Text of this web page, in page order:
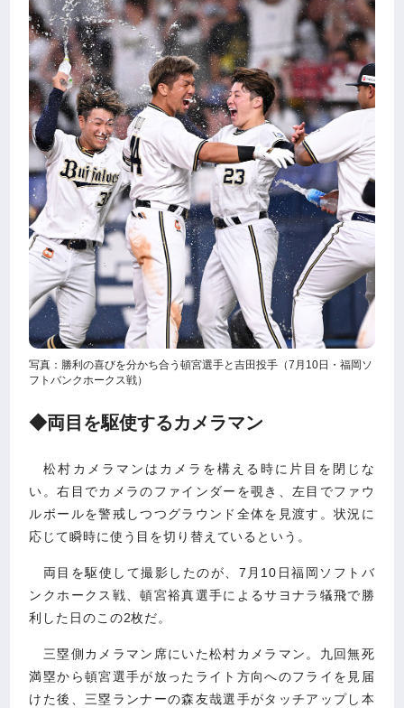
写真：勝利の喜びを分かち合う頓宮選手と吉田投手（7月10日・福岡ソ
フトバンクホークス戦）
◆両目を駆使するカメラマン
松村カメラマンはカメラを構える時に片目を閉じな
い。右目でカメラのファインダーを覗き、左目でファウ
ルボールを警戒しつつグラウンド全体を見渡す。状況に
応じて瞬時に使う目を切り替えているという。
両目を駆使して撮影したのが、7月10日福岡ソフトバ
ンクホークス戦、頓宮裕真選手によるサヨナラ犠飛で勝
利した日のこの2枚だ。
三塁側カメラマン席にいた松村カメラマン。九回無死
満塁から頓宮選手が放ったライト方向へのフライを見届
けた後、三塁ランナーの森友哉選手がタッチアップし本